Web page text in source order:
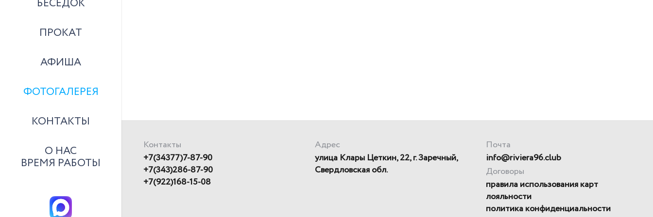
БЕСЕДОК
ПРОКАТ
АФИША
ФОТОГАЛЕРЕЯ
КОНТАКТЫ
О НАС
ВРЕМЯ РАБОТЫ
Контакты
+7(34377)7-87-90
+7(343)286-87-90
+7(922)168-15-08
Адрес
улица Клары Цеткин, 22, г. Заречный,
Свердловская обл.
Почта
info@riviera96.club
Договоры
правила использования карт
лояльности
политика конфиденциальности